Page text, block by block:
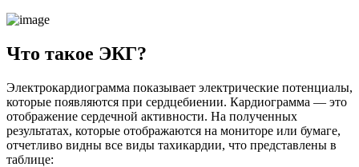
Что такое ЭКГ?
Электрокардиограмма показывает электрические потенциалы,
которые появляются при сердцебиении. Кардиограмма — это
отображение сердечной активности. На полученных
результатах, которые отображаются на мониторе или бумаге,
отчетливо видны все виды тахикардии, что представлены в
таблице: